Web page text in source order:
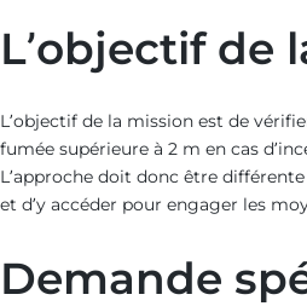
L’objectif de
L’objectif de la mission est de
fumée supérieure à 2 m en cas
L’approche doit donc être
et d’y accéder pour engager les
Demande